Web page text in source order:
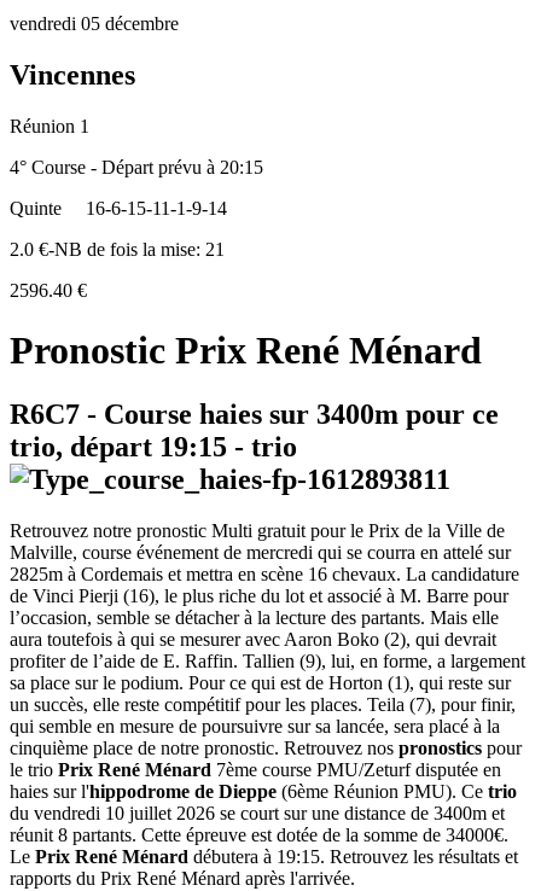
vendredi 05 décembre
Vincennes
Réunion 1
4° Course - Départ prévu à 20:15
Quinte
16-6-15-11-1-9-14
2.0 €-NB de fois la mise: 21
2596.40 €
Pronostic Prix René Ménard
R6C7 - Course haies sur 3400m pour ce
trio, départ 19:15 - trio
Retrouvez notre pronostic Multi gratuit pour le Prix de la Ville de
Malville, course événement de mercredi qui se courra en attelé sur
2825m à Cordemais et mettra en scène 16 chevaux. La candidature
de Vinci Pierji (16), le plus riche du lot et associé à M. Barre pour
l’occasion, semble se détacher à la lecture des partants. Mais elle
aura toutefois à qui se mesurer avec Aaron Boko (2), qui devrait
profiter de l’aide de E. Raffin. Tallien (9), lui, en forme, a largement
sa place sur le podium. Pour ce qui est de Horton (1), qui reste sur
un succès, elle reste compétitif pour les places. Teila (7), pour finir,
qui semble en mesure de poursuivre sur sa lancée, sera placé à la
cinquième place de notre pronostic. Retrouvez nos pronostics pour
le trio Prix René Ménard 7ème course PMU/Zeturf disputée en
haies sur l'hippodrome de Dieppe (6ème Réunion PMU). Ce trio
du vendredi 10 juillet 2026 se court sur une distance de 3400m et
réunit 8 partants. Cette épreuve est dotée de la somme de 34000€.
Le Prix René Ménard débutera à 19:15. Retrouvez les résultats et
rapports du Prix René Ménard après l'arrivée.